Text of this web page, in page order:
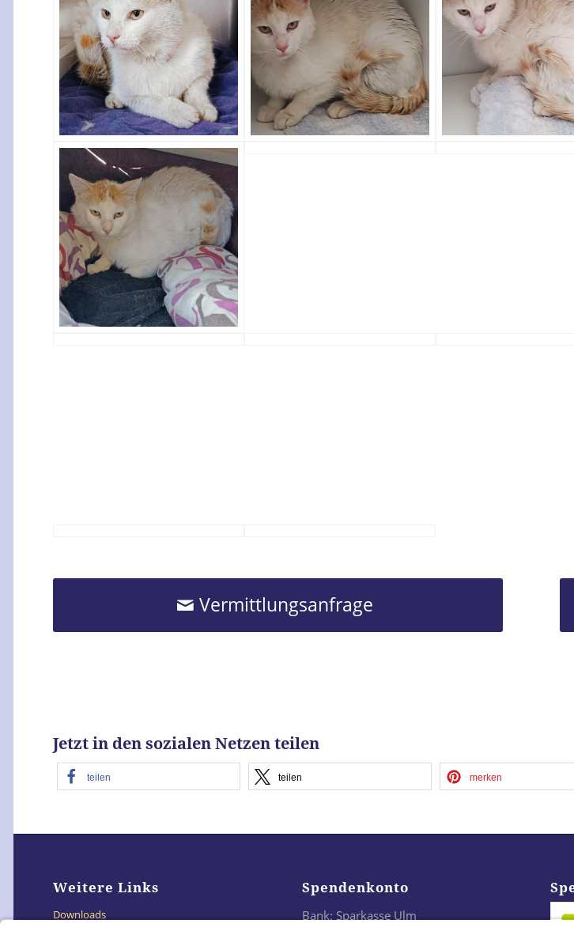
Vermittlungsanfrage
Jetzt in den sozialen Netzen teilen
teilen teilen merken
Weitere Links
Downloads
Spendenkonto
Bank: Sparkasse Ulm